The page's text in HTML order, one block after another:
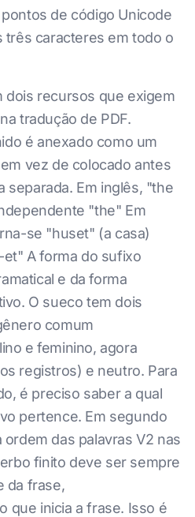
de código Unicode
três caracteres em todo o
dois recursos que exigem
tradução de PDF.
é anexado como um
vez de colocado antes
separada. Em inglês, "the
"the" Em
se "huset" (a casa)
A forma do sufixo
e da forma
O sueco tem dois
comum
e feminino, agora
registros) e neutro. Para
é preciso saber a qual
pertence. Em segundo
das palavras V2 nas
finito deve ser sempre
da frase,
que inicia a frase. Isso é